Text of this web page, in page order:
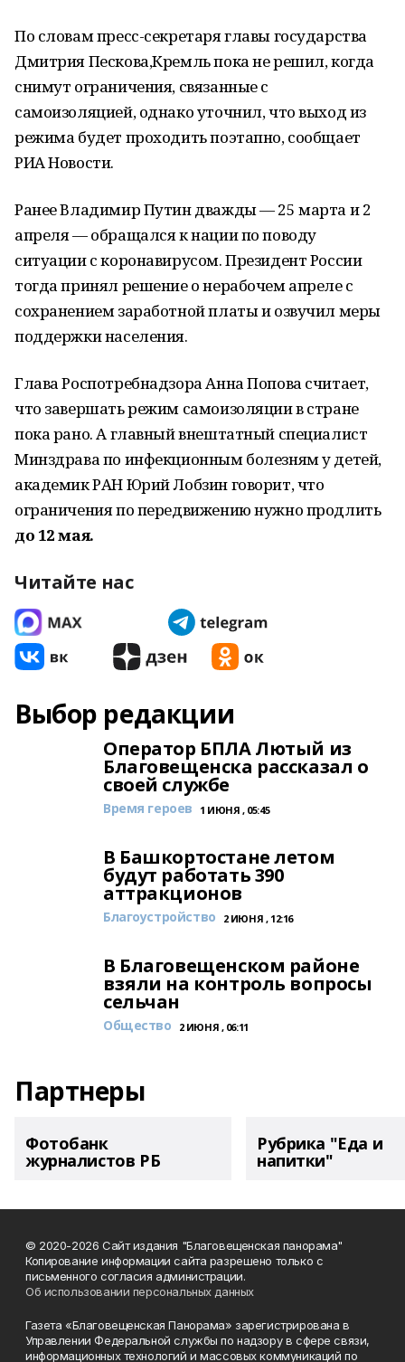
По словам пресс-секретаря главы государства
Дмитрия Пескова,Кремль пока не решил, когда
снимут ограничения, связанные с
самоизоляцией, однако уточнил, что выход из
режима будет проходить поэтапно, сообщает
РИА Новости.
Ранее Владимир Путин дважды — 25 марта и 2
апреля — обращался к нации по поводу
ситуации с коронавирусом. Президент России
тогда принял решение о нерабочем апреле с
сохранением заработной платы и озвучил меры
поддержки населения.
Глава Роспотребнадзора Анна Попова считает,
что завершать режим самоизоляции в стране
пока рано. А главный внештатный специалист
Минздрава по инфекционным болезням у детей,
академик РАН Юрий Лобзин говорит, что
ограничения по передвижению нужно продлить
до 12 мая.
Читайте нас
Выбор редакции
Оператор БПЛА Лютый из
Благовещенска рассказал о
своей службе
Время героев 1 ИЮНЯ , 05:45
В Башкортостане летом
будут работать 390
аттракционов
Благоустройство 2 ИЮНЯ , 12:16
В Благовещенском районе
взяли на контроль вопросы
сельчан
Общество 2 ИЮНЯ , 06:11
Партнеры
Фотобанк
журналистов РБ
Рубрика "Еда и
напитки"
© 2020-2026 Сайт издания "Благовещенская панорама"
Копирование информации сайта разрешено только с
письменного согласия администрации.
Об использовании персональных данных
Газета «Благовещенская Панорама» зарегистрирована в
Управлении Федеральной службы по надзору в сфере связи,
информационных технологий и массовых коммуникаций по